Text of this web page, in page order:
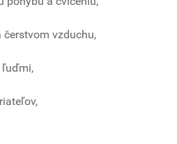
čerstvom vzduchu,
ľuďmi,